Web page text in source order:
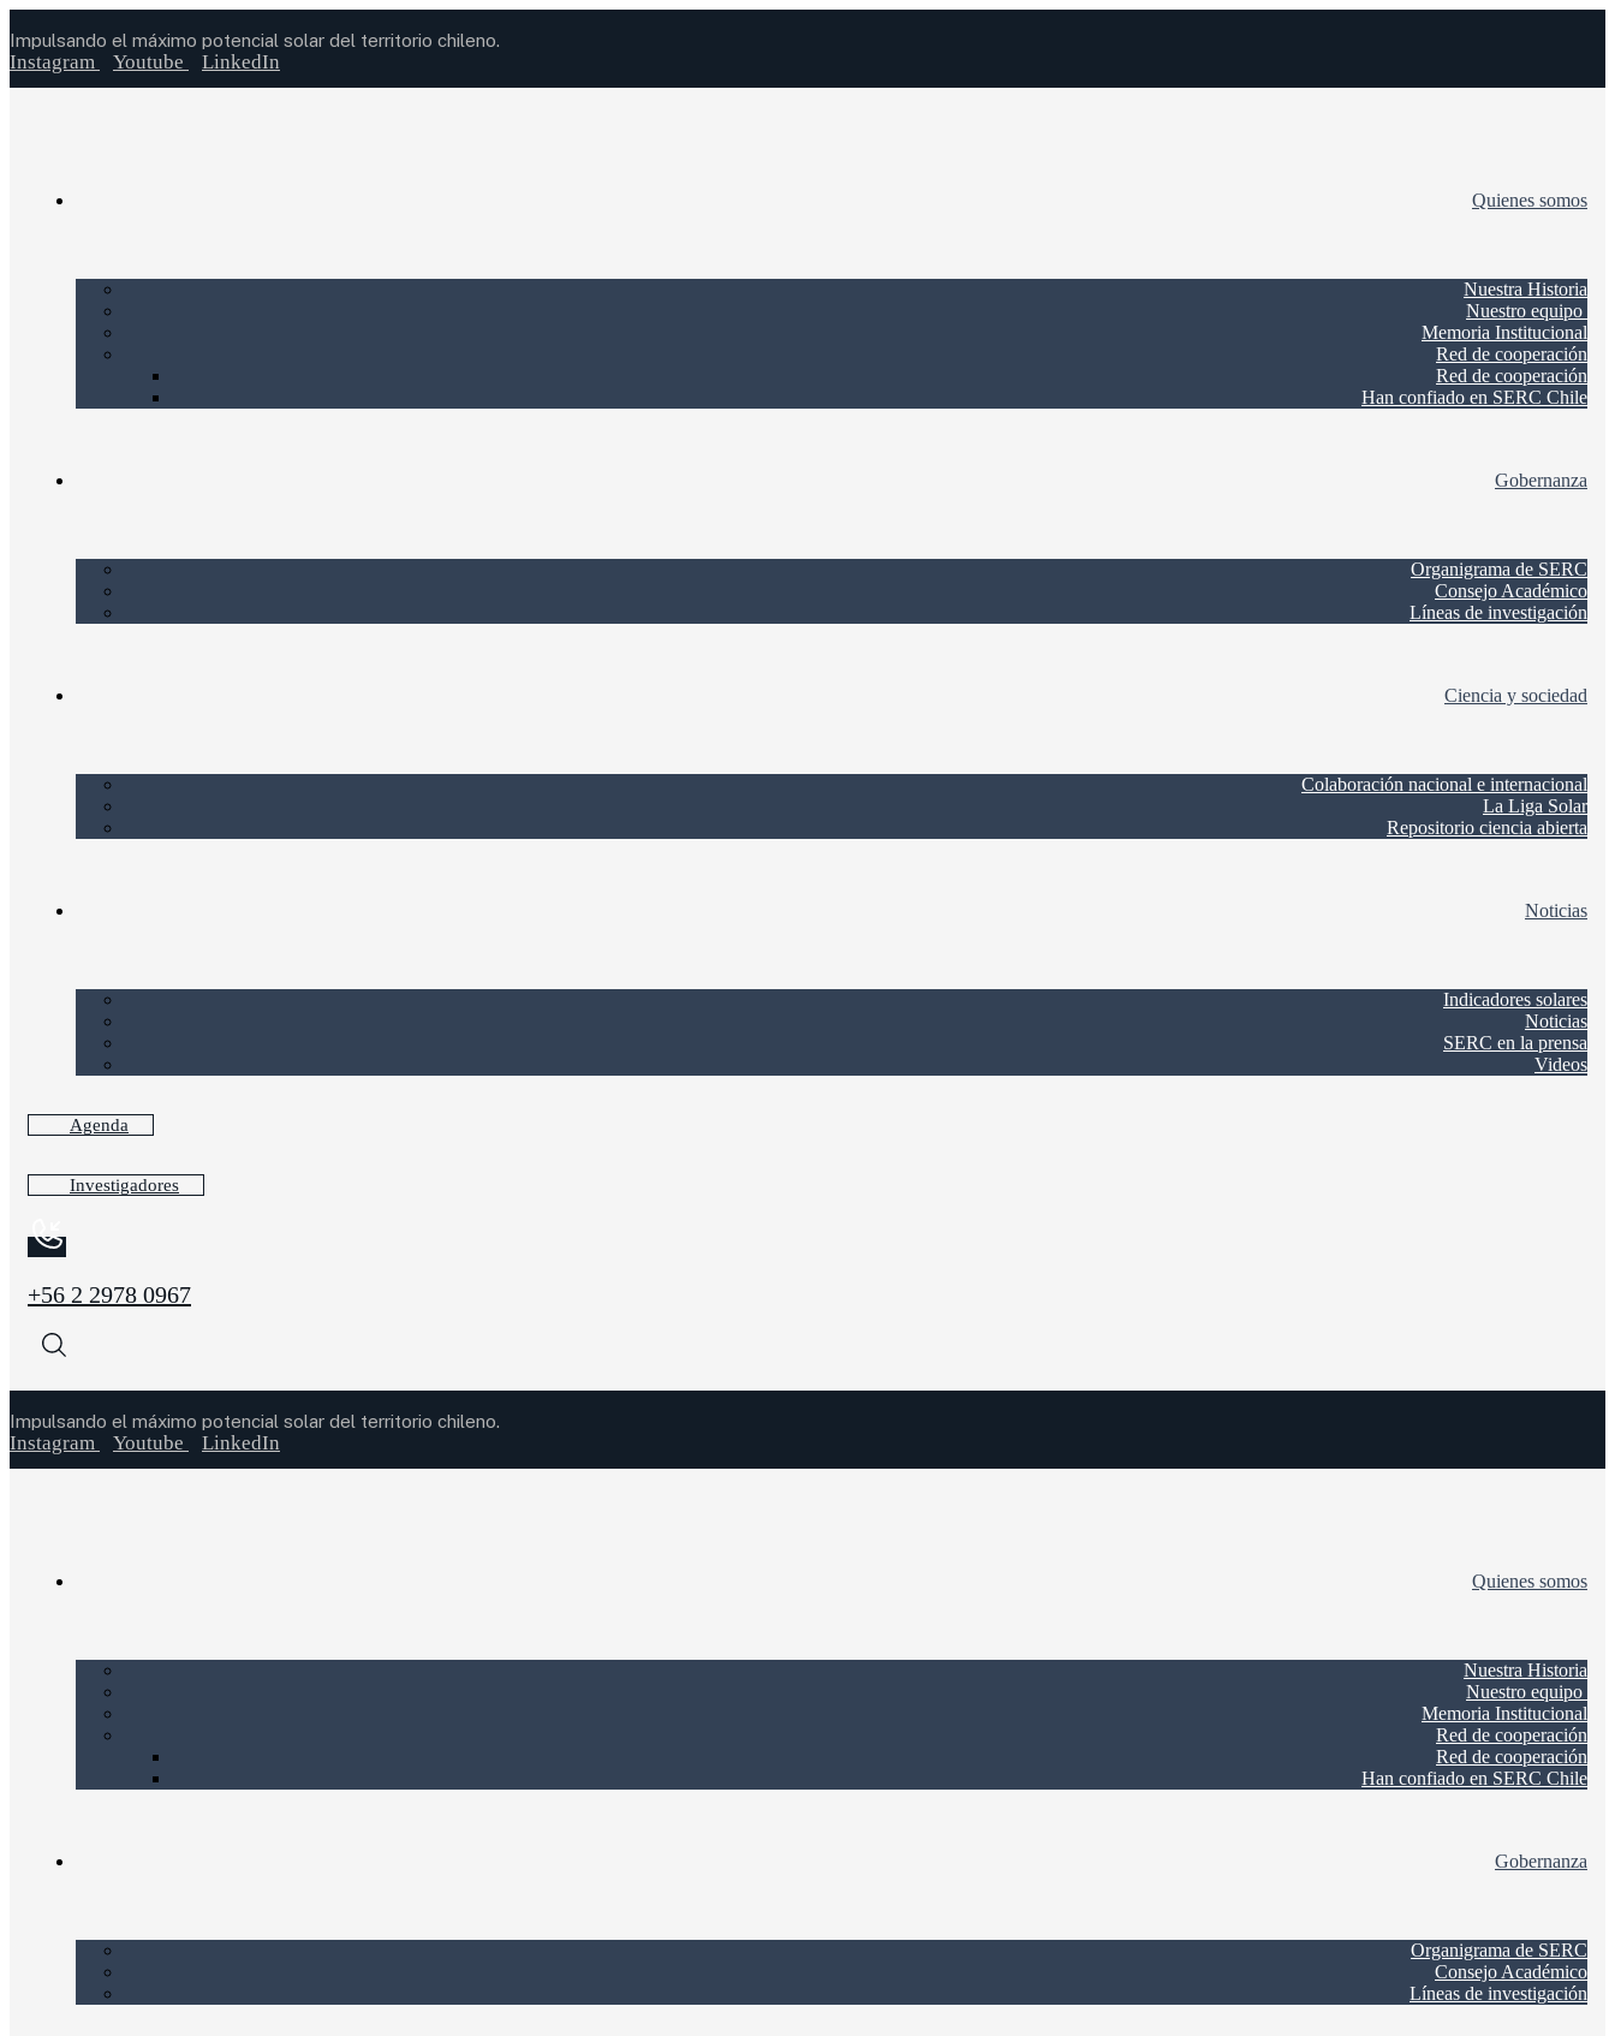
Impulsando el máximo potencial solar del territorio chileno.
Instagram Youtube LinkedIn
Quienes somos
Nuestra Historia
Nuestro equipo
Memoria Institucional
Red de cooperación
Red de cooperación
Han confiado en SERC Chile
Gobernanza
Organigrama de SERC
Consejo Académico
Líneas de investigación
Ciencia y sociedad
Colaboración nacional e internacional
La Liga Solar
Repositorio ciencia abierta
Noticias
Indicadores solares
Noticias
SERC en la prensa
Videos
Agenda
Investigadores
+56 2 2978 0967
Impulsando el máximo potencial solar del territorio chileno.
Instagram Youtube LinkedIn
Quienes somos
Nuestra Historia
Nuestro equipo
Memoria Institucional
Red de cooperación
Red de cooperación
Han confiado en SERC Chile
Gobernanza
Organigrama de SERC
Consejo Académico
Líneas de investigación